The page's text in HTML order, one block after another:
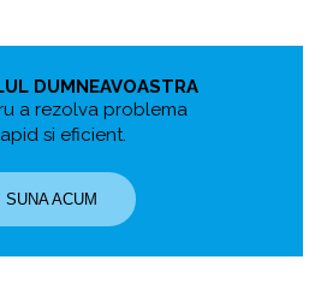
DUMNEAVOASTRA
a rezolva problema
si eficient.
SUNA ACUM